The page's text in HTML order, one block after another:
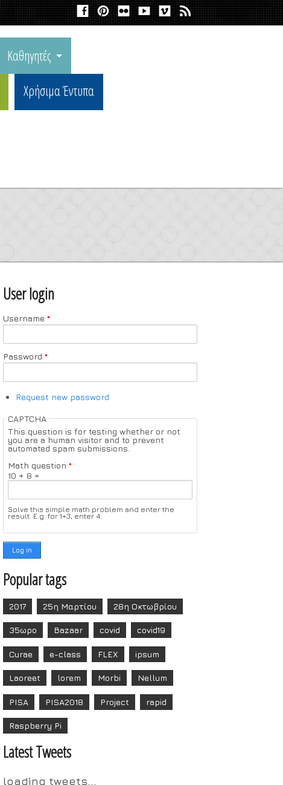
Καθηγητές
Χρήσιμα Έντυπα
User login
Username*
Password*
Request new password
CAPTCHA
This question is for testing whether or not
you are a human visitor and to prevent
automated spam submissions.
Math question*
10 + 8 =
Solve this simple math problem and enter the
result. E.g. for 1+3, enter 4.
Popular tags
2017 25η Μαρτίου 28η Οκτωβρίου
35ωρο Bazaar covid covid19
Curae e-class FLEX ipsum
Laoreet lorem Morbi Nellum
PISA PISA2018 Project rapid
Raspberry Pi
Latest Tweets
loading tweets...